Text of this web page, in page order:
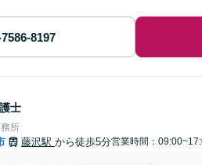
士
所
藤沢駅 から徒歩5分営業時間：